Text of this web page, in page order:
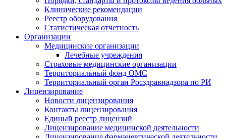
Клинические рекомендации
Реестр оборудования
Статистическая отчетность
Организации
Медицинские организации
Лечебные учреждения
Страховые медицинские организации
Территориальный фонд ОМС
Территориальный орган Росздравнадзора по РИ
Лицензирование
Новости лицензирования
Контакты лицензирования
Единый реестр лицензий
Лицензирование медицинской деятельности